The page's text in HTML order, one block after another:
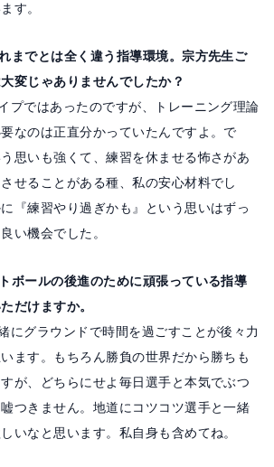
す。
までとは全く違う指導環境。宗方先生ご
変じゃありませんでしたか？
プではあったのですが、トレーニング理論
なのは正直分かっていたんですよ。で
思いも強くて、練習を休ませる怖さがあ
せることがある種、私の安心材料でし
『練習やり過ぎかも』という思いはずっ
い機会でした。
ボールの後進のために頑張っている指導
だけますか。
にグラウンドで時間を過ごすことが後々力
ます。もちろん勝負の世界だから勝ちも
が、どちらにせよ毎日選手と本気でぶつ
つきません。地道にコツコツ選手と一緒
いなと思います。私自身も含めてね。